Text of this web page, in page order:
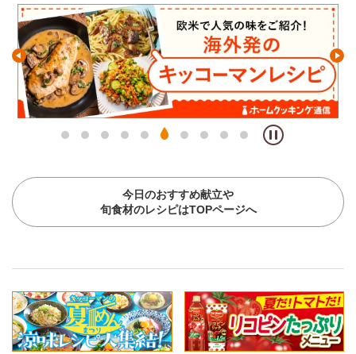
今日のおすすめ献立や
旬食材のレシピはTOPページへ